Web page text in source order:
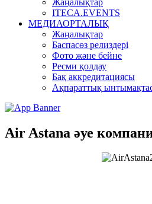
ITECA.EVENTS
МЕДИАОРТАЛЫҚ
Жаңалықтар
Баспасөз релиздері
Фото және бейне
Ресми қолдау
Бақ аккредитациясы
Ақпараттық
Air Astana әуе